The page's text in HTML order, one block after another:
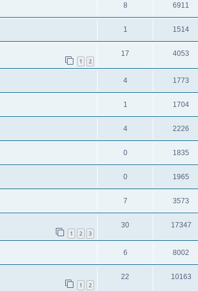
8 6911
1 1514
1 2
17 4053
4 1773
1 1704
4 2226
0 1835
0 1965
7 3573
1 2 3
30 17347
6 8002
1 2
22 10163